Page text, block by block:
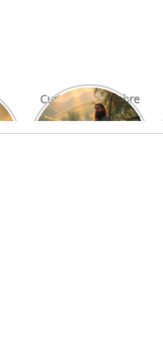
Curiosidades Sobre
Os Salmos Mais